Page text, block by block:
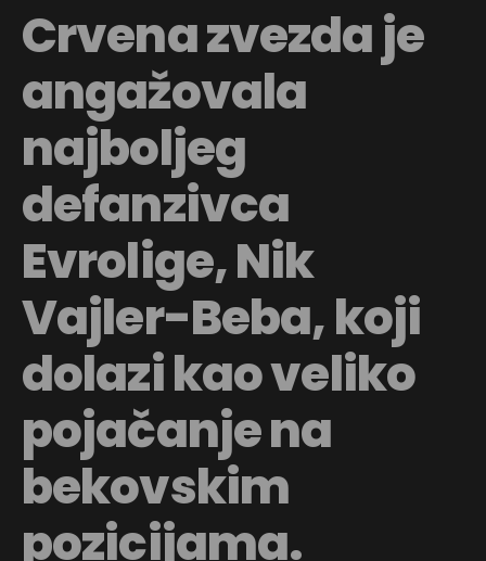
Crvena zvezda je
angažovala
najboljeg
defanzivca
Evrolige, Nik
Vajler-Beba, koji
dolazi kao veliko
pojačanje na
bekovskim
pozicijama.